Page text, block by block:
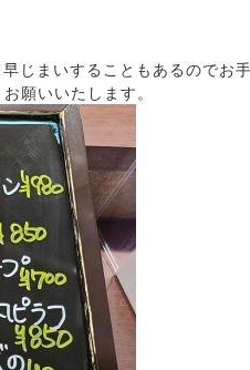
じまいすることもあるのでお
願いいたします。